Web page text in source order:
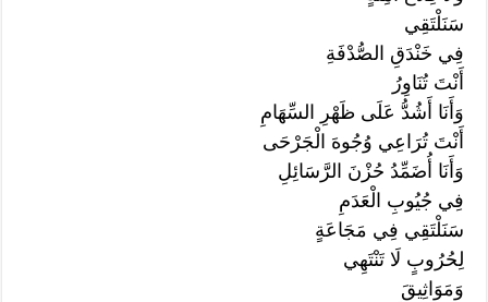
سَنَلْتَقِي
فِي خَنْدَقِ الصُّدْفَةِ
أَنْتَ تُنَاوِرُ
وَأَنَا أَشُدُّ عَلَى ظَهْرِ السِّهَامِ
أَنْتَ تُرَاعِي وُجُوهَ الْجَرْحَى
وَأَنَا أُضَمِّدُ حُزْنَ الرَّسَائِلِ
فِي جُيُوبِ الْعَدَمِ
سَنَلْتَقِي فِي مَجَاعَةٍ
لِحُرُوبٍ لَا تَنْتَهِي
وَمَوَاثِيقَ